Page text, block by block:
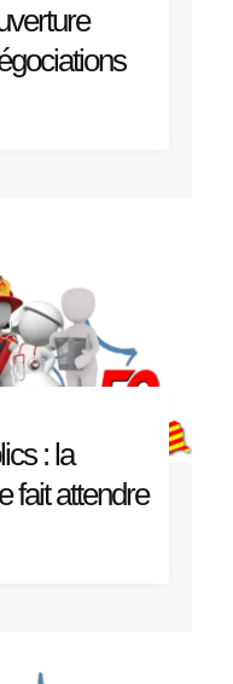
: la
fait attendre